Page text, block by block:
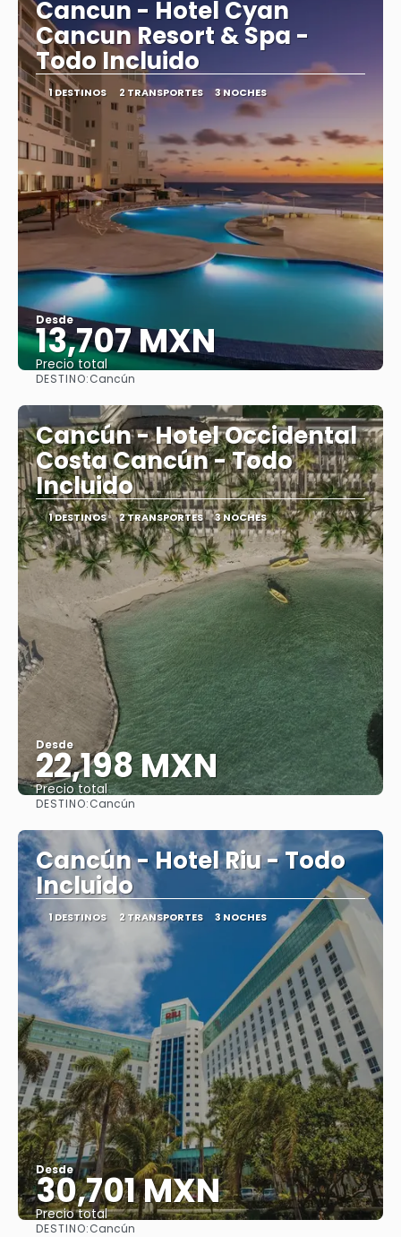
Cancun - Hotel Cyan
Cancun Resort & Spa -
Todo Incluido
1 DESTINOS 2 TRANSPORTES 3 NOCHES
Desde
13,707 MXN
Precio total
DESTINO:Cancún
Cancún - Hotel Occidental
Costa Cancún - Todo
Incluido
1 DESTINOS 2 TRANSPORTES 3 NOCHES
Desde
22,198 MXN
Precio total
DESTINO:Cancún
Cancún - Hotel Riu - Todo
Incluido
1 DESTINOS 2 TRANSPORTES 3 NOCHES
Desde
30,701 MXN
Precio total
DESTINO:Cancún